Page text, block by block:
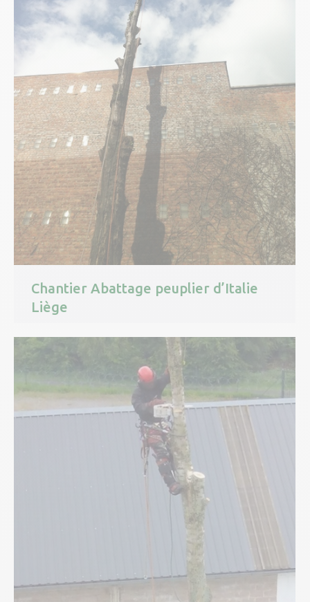
Chantier Abattage peuplier d’Italie
Liège